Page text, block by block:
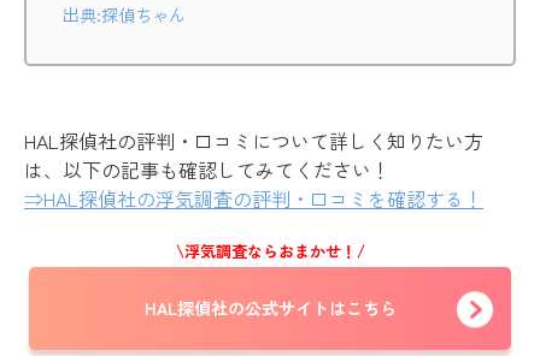
出典:探偵ちゃん
HAL探偵社の評判・口コミについて詳しく知りたい方
は、以下の記事も確認してみてください！
⇒HAL探偵社の浮気調査の評判・口コミを確認する！
\浮気調査ならおまかせ！/
HAL探偵社の公式サイトはこちら